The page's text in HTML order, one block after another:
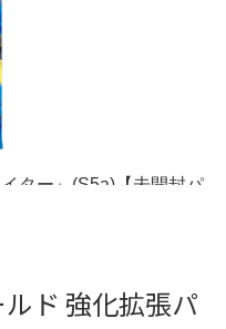
ルド 強化拡張パ